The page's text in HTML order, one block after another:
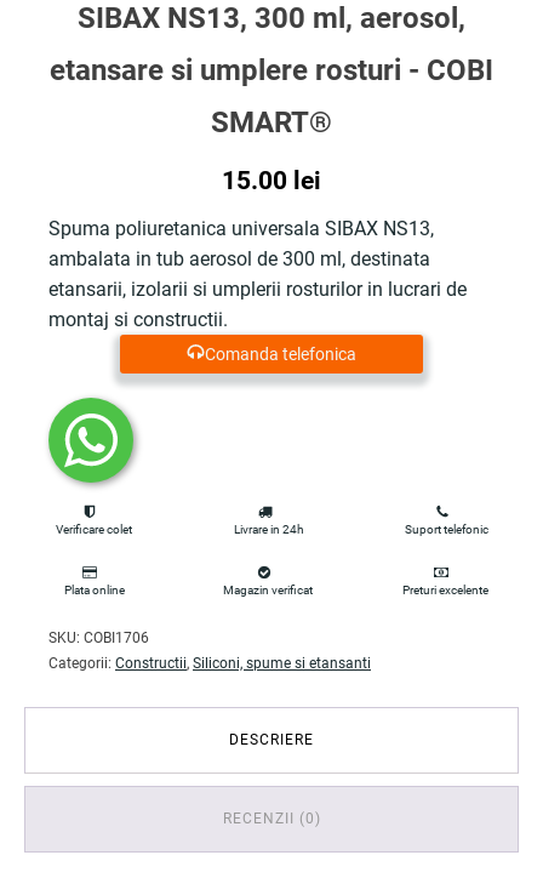
SIBAX NS13, 300 ml, aerosol,
etansare si umplere rosturi - COBI
SMART®
15.00 lei
Spuma poliuretanica universala SIBAX NS13,
ambalata in tub aerosol de 300 ml, destinata
etansarii, izolarii si umplerii rosturilor in lucrari de
montaj si constructii.
Comanda telefonica
Verificare colet Livrare in 24h Suport telefonic
Plata online Magazin verificat Preturi excelente
SKU: COBI1706
Categorii: Constructii, Siliconi, spume si etansanti
DESCRIERE
RECENZII (0)